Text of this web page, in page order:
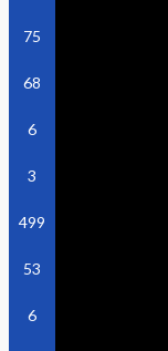
75
68
6
3
499
53
6